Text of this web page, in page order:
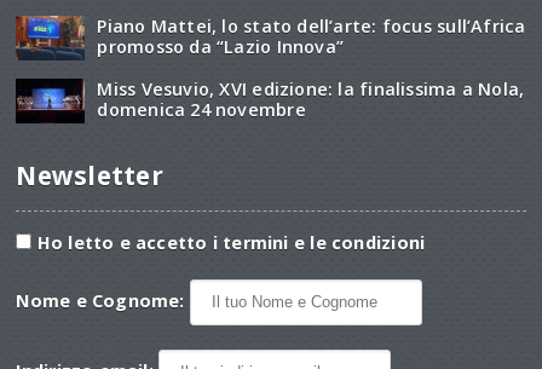
Piano Mattei, lo stato dell’arte: focus sull’Africa
promosso da “Lazio Innova”
Miss Vesuvio, XVI edizione: la finalissima a Nola,
domenica 24 novembre
Newsletter
Ho letto e accetto i termini e le condizioni
Nome e Cognome: